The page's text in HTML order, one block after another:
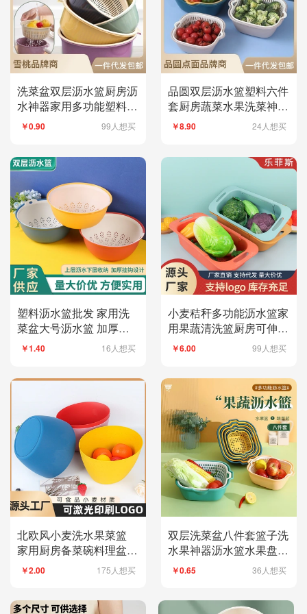
洗菜盆双层沥水篮厨房沥
水神器家用多功能塑料圆
形水果菜篮子百货
￥0.90 99人想买
品圆双层沥水篮塑料六件
套厨房蔬菜水果洗菜神器
洗菜盆沥水筐套装
￥8.90 24人想买
塑料沥水篮批发 家用洗
菜盆大号沥水篮 加厚果
蔬篮 双层沥水篮
￥1.40 16人想买
小麦秸秆多功能沥水篮家
用果蔬清洗篮厨房可伸缩
沥水洗菜盆批发
￥6.00 99人想买
北欧风小麦洗水果菜篮
家用厨房备菜碗料理盆果
蔬洗菜盆水果篮
￥2.00 175人想买
双层洗菜盆八件套篮子洗
水果神器沥水篮水果盘滤
水蓝沥水筐漏水篮
￥0.65 36人想买